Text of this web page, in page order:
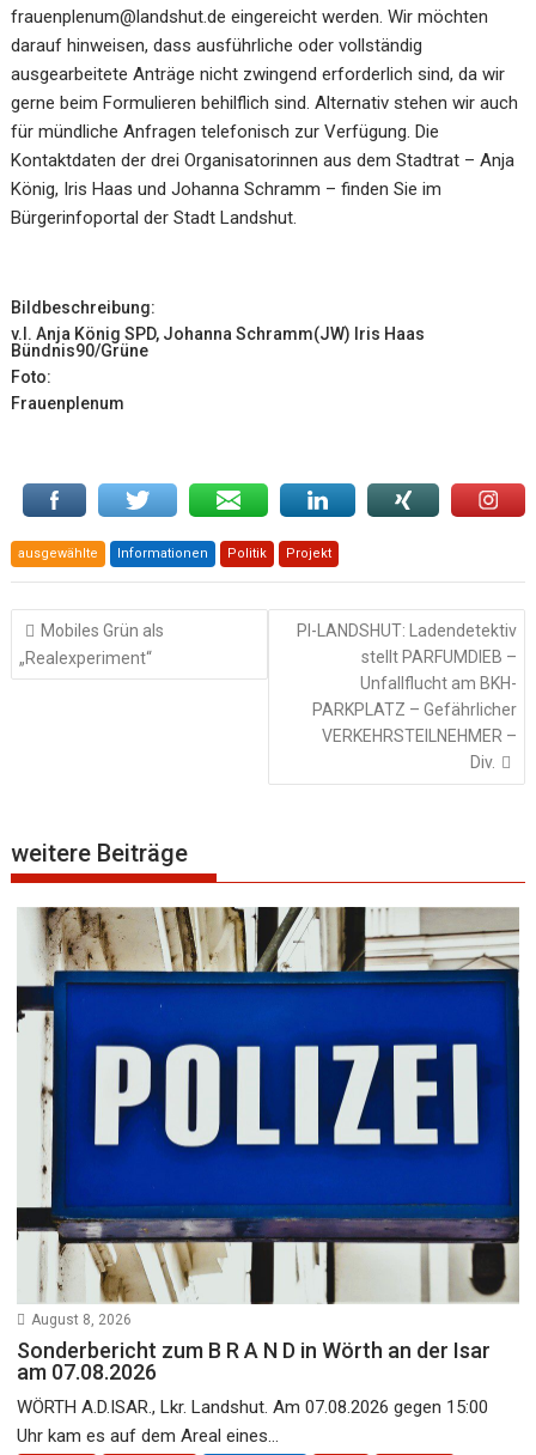
frauenplenum@landshut.de eingereicht werden. Wir möchten
darauf hinweisen, dass ausführliche oder vollständig
ausgearbeitete Anträge nicht zwingend erforderlich sind, da wir
gerne beim Formulieren behilflich sind. Alternativ stehen wir auch
für mündliche Anfragen telefonisch zur Verfügung. Die
Kontaktdaten der drei Organisatorinnen aus dem Stadtrat – Anja
König, Iris Haas und Johanna Schramm – finden Sie im
Bürgerinfoportal der Stadt Landshut.
Bildbeschreibung:
v.l. Anja König SPD, Johanna Schramm(JW) Iris Haas
Bündnis90/Grüne
Foto:
Frauenplenum
ausgewählte Informationen Politik Projekt
Beitragsnavigation
Mobiles Grün als
„Realexperiment“
PI-LANDSHUT: Ladendetektiv
stellt PARFUMDIEB –
Unfallflucht am BKH-
PARKPLATZ – Gefährlicher
VERKEHRSTEILNEHMER –
Div.
weitere Beiträge
August 8, 2026
Sonderbericht zum B R A N D in Wörth an der Isar
am 07.08.2026
WÖRTH A.D.ISAR., Lkr. Landshut. Am 07.08.2026 gegen 15:00
Uhr kam es auf dem Areal eines...